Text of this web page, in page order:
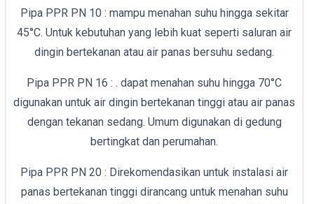
Pipa PPR PN 10 : mampu menahan suhu hingga sekitar
45°C. Untuk kebutuhan yang lebih kuat seperti saluran air
dingin bertekanan atau air panas bersuhu sedang.
Pipa PPR PN 16 : . dapat menahan suhu hingga 70°C
digunakan untuk air dingin bertekanan tinggi atau air panas
dengan tekanan sedang. Umum digunakan di gedung
bertingkat dan perumahan.
Pipa PPR PN 20 : Direkomendasikan untuk instalasi air
panas bertekanan tinggi dirancang untuk menahan suhu